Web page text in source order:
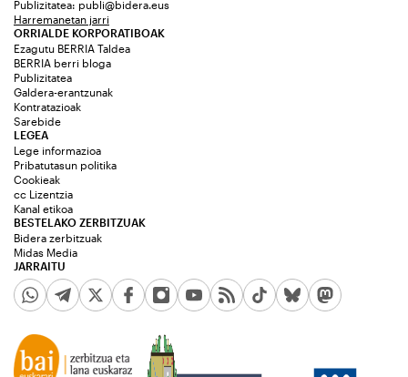
Publizitatea: publi@bidera.eus
Harremanetan jarri
ORRIALDE KORPORATIBOAK
Ezagutu BERRIA Taldea
BERRIA berri bloga
Publizitatea
Galdera-erantzunak
Kontratazioak
Sarebide
JARRAITU
LEGEA
Lege informazioa
Pribatutasun politika
Cookieak
cc Lizentzia
Kanal etikoa
BESTELAKO ZERBITZUAK
Bidera zerbitzuak
Midas Media